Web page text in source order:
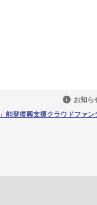
お知ら
能登復興支援クラウドファ